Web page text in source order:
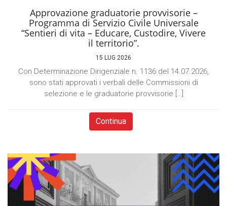
Approvazione graduatorie provvisorie –
Programma di Servizio Civile Universale
“Sentieri di vita – Educare, Custodire, Vivere
il territorio”.
15 LUG 2026
Con Determinazione Dirigenziale n. 1136 del 14.07.2026,
sono stati approvati i verbali delle Commissioni di
selezione e le graduatorie provvisorie […]
Continua